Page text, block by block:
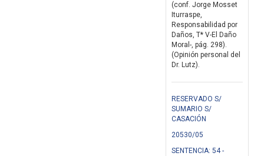
(conf. Jorge Mosset
Iturraspe,
Responsabilidad por
Daños, T* V-El Daño
Moral-, pág. 298).
(Opinión personal del
Dr. Lutz).
RESERVADO S/
SUMARIO S/
CASACIÓN
20530/05
SENTENCIA: 54 -